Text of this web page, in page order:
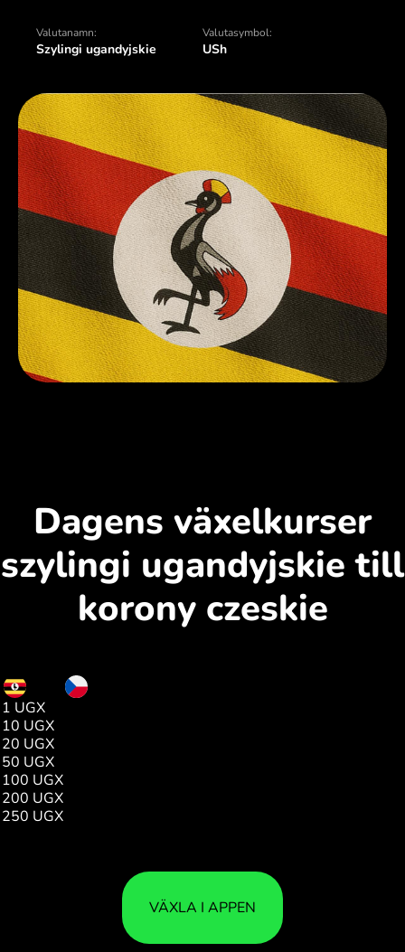
Valutanamn:
Szylingi ugandyjskie
Valutasymbol:
USh
Dagens växelkurser
szylingi ugandyjskie till
korony czeskie
1 UGX
10 UGX
20 UGX
50 UGX
100 UGX
200 UGX
250 UGX
VÄXLA I APPEN